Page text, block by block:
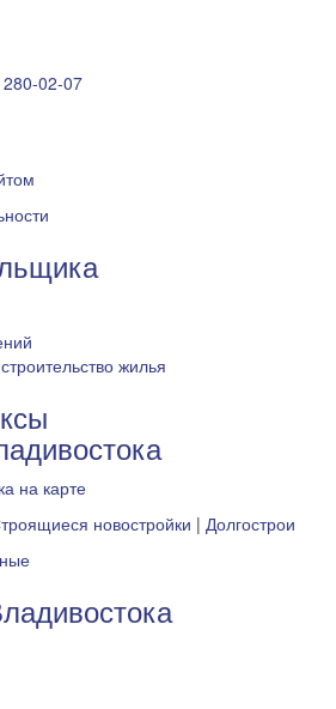
02-07
жилья
на карте
новостройки | Долгострои